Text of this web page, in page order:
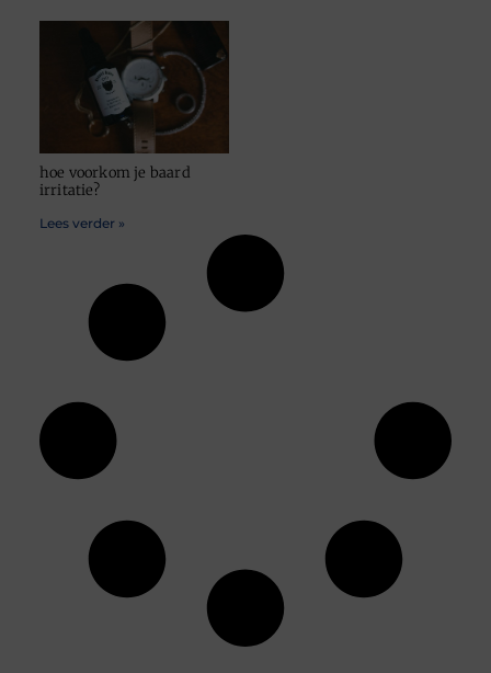
hoe voorkom je baard
irritatie?
Lees verder »